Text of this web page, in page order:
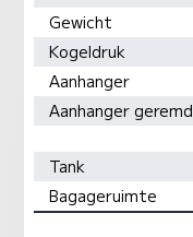
Gewicht
Kogeldruk
Aanhanger
Aanhanger geremd
Tank
Bagageruimte